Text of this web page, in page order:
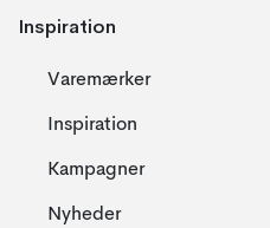
Inspiration
Varemærker
Inspiration
Kampagner
Nyheder